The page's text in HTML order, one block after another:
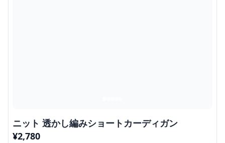
ニット 透かし編みショートカーディガン
¥2,780